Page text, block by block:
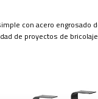
con acero engrosado
de proyectos de